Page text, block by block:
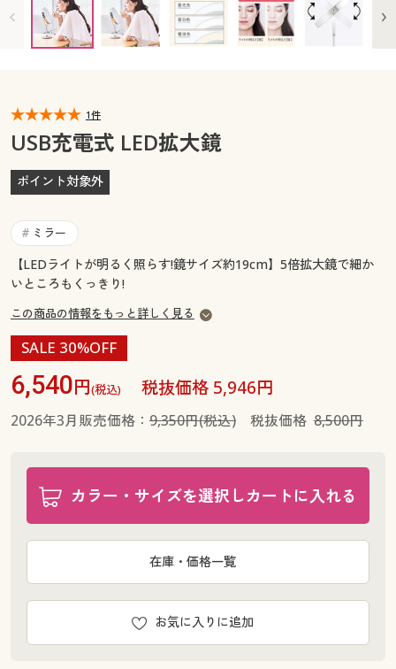
カタログ無料プレゼント
マイページ
閲覧履歴
お気に入り
サポート
ご利用ガイド
よくある質問とお問い合わせ
会員メニュー
閲覧履歴
ご利用ガイド
1件
USB充電式 LED拡大鏡
ポイント対象外
# ミラー
【LEDライトが明るく照らす!鏡サイズ約19cm】5倍拡大鏡で細か
いところもくっきり!
この商品の情報をもっと詳しく見る
SALE 30%OFF
6,540円(税込) 税抜価格 5,946円
2026年3月販売価格： 9,350円(税込)税抜価格 8,500円
カラー・サイズを選択しカートに入れる
お気に入りに追加
在庫・価格一覧